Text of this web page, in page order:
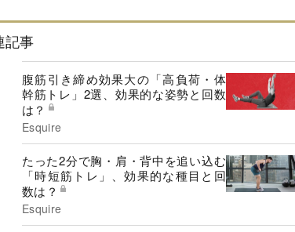
記事
腹筋引き締め効果大の「高負荷・体
幹筋トレ」2選、効果的な姿勢と回数
は？
Esquire
たった2分で胸・肩・背中を追い込む
「時短筋トレ」、効果的な種目と回
数は？
Esquire